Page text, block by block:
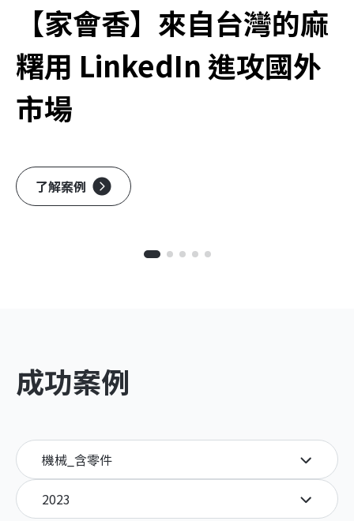
【家會香】來自台灣的麻
糬用 LinkedIn 進攻國外
市場
了解案例
成功案例
機械_含零件
2023